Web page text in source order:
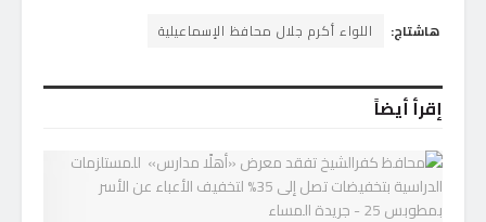
هاشتاج: اللواء أكرم جلال محافظ الإسماعيلية
إقرأ أيضاً